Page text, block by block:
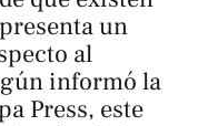
un
al
informó la
Press, este